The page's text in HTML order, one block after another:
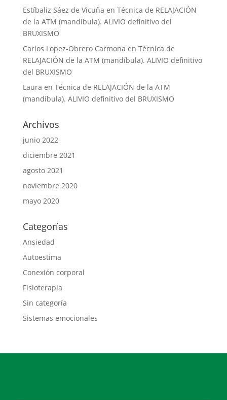
Estíbaliz Sáez de Vicuña en Técnica de RELAJACIÓN
de la ATM (mandíbula). ALIVIO definitivo del
BRUXISMO
Carlos Lopez-Obrero Carmona en Técnica de
RELAJACIÓN de la ATM (mandíbula). ALIVIO definitivo
del BRUXISMO
Laura en Técnica de RELAJACIÓN de la ATM
(mandíbula). ALIVIO definitivo del BRUXISMO
Archivos
junio 2022
diciembre 2021
agosto 2021
noviembre 2020
mayo 2020
Categorías
Ansiedad
Autoestima
Conexión corporal
Fisioterapia
Sin categoría
Sistemas emocionales